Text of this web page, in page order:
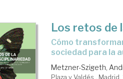
Los retos de
cómo transformar la sinergia de ciencia, tecnología y
sociedad para la
Metzner-Szigeth,
Plaza y Valdés .